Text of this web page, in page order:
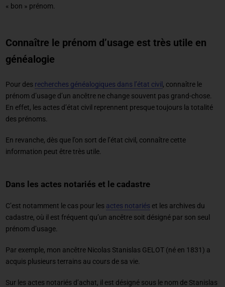
« bon » prénom.
Connaître le prénom d’usage est très utile en
généalogie
Pour des recherches généalogiques dans l’état civil , connaître le
prénom d’usage d’un ancêtre ne change souvent pas grand-chose.
En effet, les actes d’état civil reprennent presque toujours la totalité
des prénoms.
En revanche, dès que l’on sort de l’état civil, connaître cette
information peut être très utile.
Dans les actes notariés et le cadastre
C’est notamment le cas pour les actes notariés et les archives du
cadastre, où il est fréquent qu’un ancêtre soit désigné par son seul
prénom d’usage.
Par exemple, mon ancêtre Nicolas Stanislas GELOT (né en 1831) a
acquis plusieurs terrains au cours de sa vie.
Sur les actes notariés d’achat, il est désigné sous le nom de Stanislas